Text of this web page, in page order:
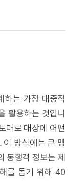
하는 가장 대중적
활용하는 것입니
대로 매장에 어떤
이 방식에는 큰 맹
동행객 정보는 제
를 돕기 위해 40